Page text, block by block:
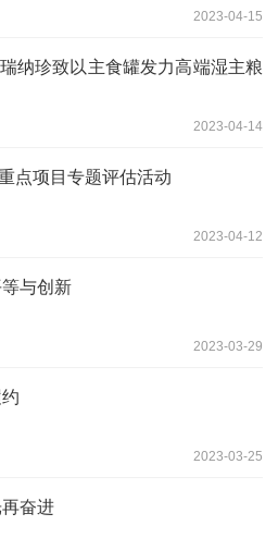
2023-04-15
纳珍致以主食罐发力高端湿主粮
2023-04-14
点项目专题评估活动
2023-04-12
与创新
2023-03-29
2023-03-25
奋进